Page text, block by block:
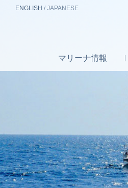
マリーナ情報
ENGLISH / JAPANESE